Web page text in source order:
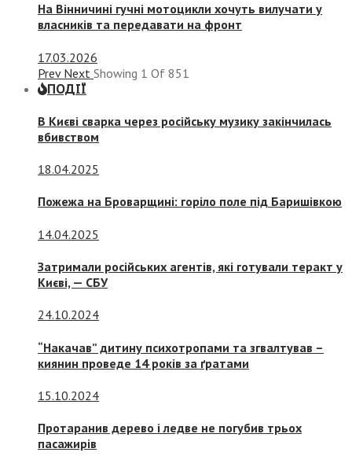
На Вінничині гучні мотоцикли хочуть вилучати у
власників та передавати на фронт
17.03.2026
Prev Next Showing 1 Of 851
ПОДІЇ
В Києві сварка через російську музику закінчилась
вбивством
18.04.2025
Пожежа на Броварщині: горіло поле під Баришівкою
14.04.2025
Затримали російських агентів, які готували теракт у
Києві, — СБУ
24.10.2024
“Накачав” дитину психотропами та згвалтував –
киянин проведе 14 років за ґратами
15.10.2024
Протаранив дерево і ледве не погубив трьох
пасажирів